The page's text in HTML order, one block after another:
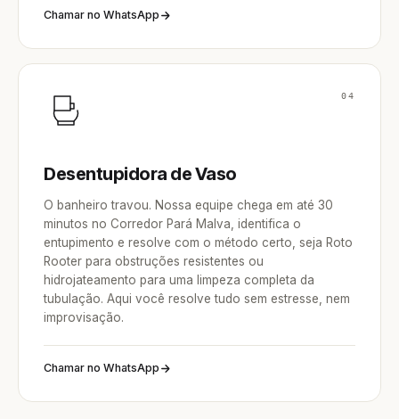
Chamar no WhatsApp
04
Desentupidora de Vaso
O banheiro travou. Nossa equipe chega em até 30
minutos no Corredor Pará Malva, identifica o
entupimento e resolve com o método certo, seja Roto
Rooter para obstruções resistentes ou
hidrojateamento para uma limpeza completa da
tubulação. Aqui você resolve tudo sem estresse, nem
improvisação.
Chamar no WhatsApp